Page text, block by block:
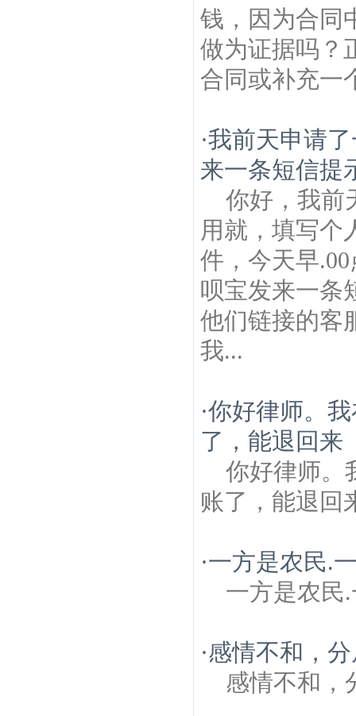
钱，因为合同
做为证据吗？
合同或补充一
·我前天申请
来一条短信提
你好，我前
用就，填写个
件，今天早
呗宝发来一条
他们链接的客
我...
·你好律师。
了，能退回来
你好律师。
账了，能退回
·一方是农民.
一方是农民
·感情不和，
感情不和，